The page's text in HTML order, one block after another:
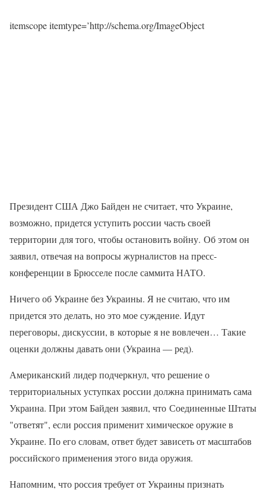
itemscope itemtype=’http://schema.org/ImageObject
Президент США Джо Байден не считает, что Украине,
возможно, придется уступить россии часть своей
территории для того, чтобы остановить войну. Об этом он
заявил, отвечая на вопросы журналистов на пресс-
конференции в Брюсселе после саммита НАТО.
Ничего об Украине без Украины. Я не считаю, что им
придется это делать, но это мое суждение. Идут
переговоры, дискуссии, в которые я не вовлечен… Такие
оценки должны давать они (Украина — ред).
Американский лидер подчеркнул, что решение о
территориальных уступках россии должна принимать сама
Украина. При этом Байден заявил, что Соединенные Штаты
"ответят", если россия применит химическое оружие в
Украине. По его словам, ответ будет зависеть от масштабов
российского применения этого вида оружия.
Напомним, что россия требует от Украины признать